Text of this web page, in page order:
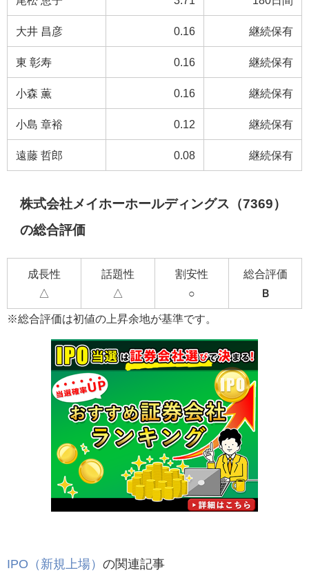
大井 昌彦 0.16 継続保有
東 彰寿 0.16 継続保有
小森 薫 0.16 継続保有
小島 章裕 0.12 継続保有
遠藤 哲郎 0.08 継続保有
株式会社メイホーホールディングス（7369）
の総合評価
成長性
△
話題性
△
割安性
○
総合評価
Ｂ
※総合評価は初値の上昇余地が基準です。
IPO（新規上場） の関連記事